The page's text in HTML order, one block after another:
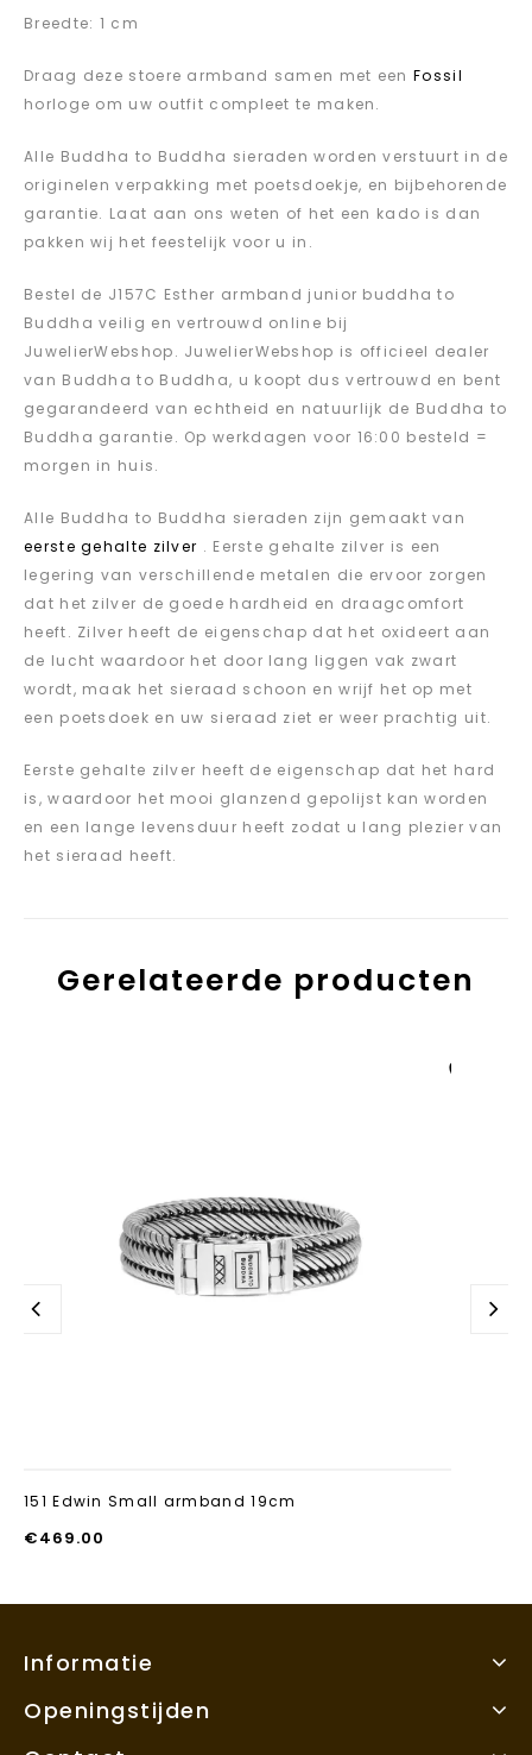
Breedte: 1 cm
Draag deze stoere armband samen met een Fossil
horloge om uw outfit compleet te maken.
Alle Buddha to Buddha sieraden worden verstuurt in de
originelen verpakking met poetsdoekje, en bijbehorende
garantie. Laat aan ons weten of het een kado is dan
pakken wij het feestelijk voor u in.
Bestel de J157C Esther armband junior buddha to
Buddha veilig en vertrouwd online bij
JuwelierWebshop. JuwelierWebshop is officieel dealer
van Buddha to Buddha, u koopt dus vertrouwd en bent
gegarandeerd van echtheid en natuurlijk de Buddha to
Buddha garantie. Op werkdagen voor 16:00 besteld =
morgen in huis.
Alle Buddha to Buddha sieraden zijn gemaakt van
eerste gehalte zilver . Eerste gehalte zilver is een
legering van verschillende metalen die ervoor zorgen
dat het zilver de goede hardheid en draagcomfort
heeft. Zilver heeft de eigenschap dat het oxideert aan
de lucht waardoor het door lang liggen vak zwart
wordt, maak het sieraad schoon en wrijf het op met
een poetsdoek en uw sieraad ziet er weer prachtig uit.
Eerste gehalte zilver heeft de eigenschap dat het hard
is, waardoor het mooi glanzend gepolijst kan worden
en een lange levensduur heeft zodat u lang plezier van
het sieraad heeft.
Gerelateerde producten
151 Edwin Small armband 19cm
€469.00
Informatie
Openingstijden